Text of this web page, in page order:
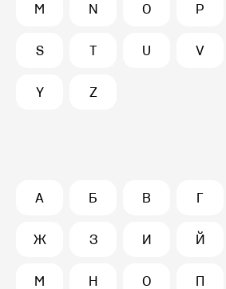
M N O P
S T U V
Y Z
А Б В Г
Ж З И Й
М Н О П